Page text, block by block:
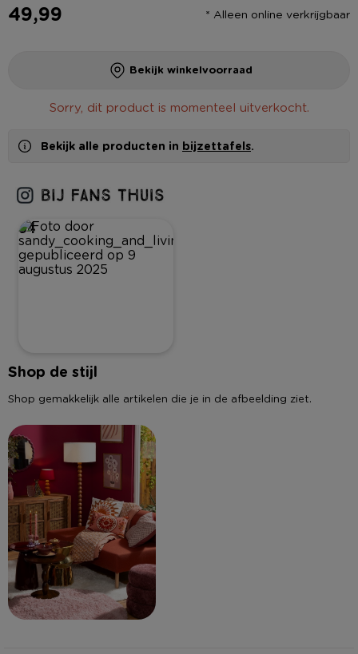
49,99 * Alleen online verkrijgbaar
Bekijk winkelvoorraad
Sorry, dit product is momenteel uitverkocht.
Bekijk alle producten in bijzettafels.
54
Shop de stijl
Shop gemakkelijk alle artikelen die je in de afbeelding ziet.